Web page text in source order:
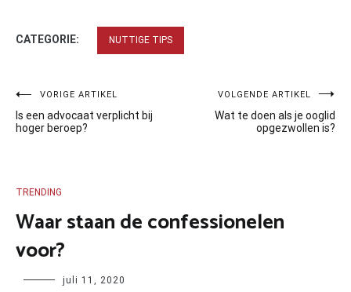
CATEGORIE: NUTTIGE TIPS
Bericht
navigatie
VORIGE ARTIKEL
Is een advocaat verplicht bij
hoger beroep?
VOLGENDE ARTIKEL
Wat te doen als je ooglid
opgezwollen is?
TRENDING
Waar staan de confessionelen
voor?
Author juli 11, 2020